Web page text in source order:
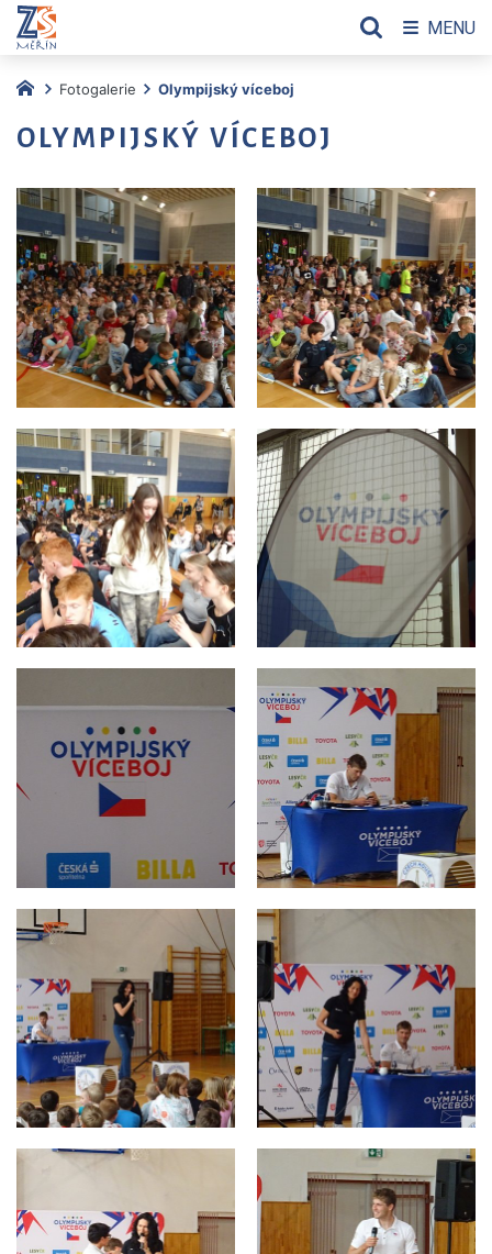
Fotogalerie Olympijský víceboj
OLYMPIJSKÝ VÍCEBOJ
MENU